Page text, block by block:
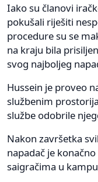
Iako su članovi
pokušali riješiti
procedure su se
na kraju bila
svog najboljeg
Hussein je proveo
službenim
službe odobrile
Nakon završetka
napadač je
saigračima u